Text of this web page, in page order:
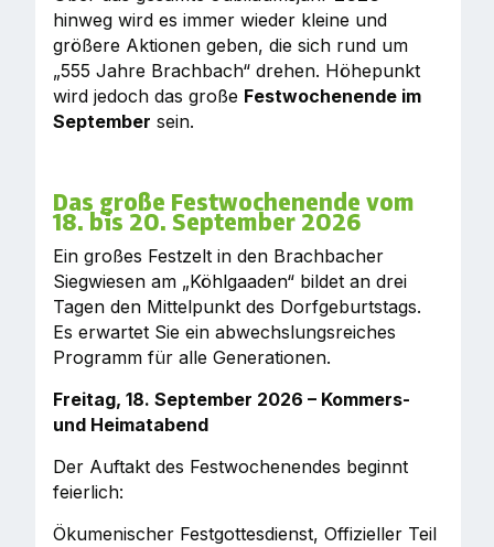
hinweg wird es immer wieder kleine und
größere Aktionen geben, die sich rund um
„555 Jahre Brachbach“ drehen. Höhepunkt
wird jedoch das große Festwochenende im
September sein.
Das große Festwochenende vom
18. bis 20. September 2026
Ein großes Festzelt in den Brachbacher
Siegwiesen am „Köhlgaaden“ bildet an drei
Tagen den Mittelpunkt des Dorfgeburtstags.
Es erwartet Sie ein abwechslungsreiches
Programm für alle Generationen.
Freitag, 18. September 2026 – Kommers-
und Heimatabend
Der Auftakt des Festwochenendes beginnt
feierlich:
Ökumenischer Festgottesdienst, Offizieller Teil